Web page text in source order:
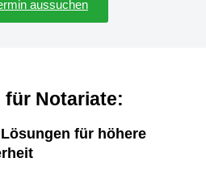
aussuchen
für Notariate:
für höhere